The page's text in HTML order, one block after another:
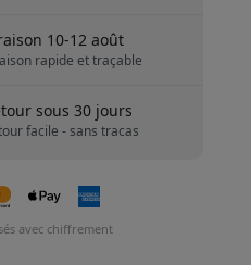
10-12 août
rapide et traçable
sous 30 jours
facile - sans tracas
avec chiffrement